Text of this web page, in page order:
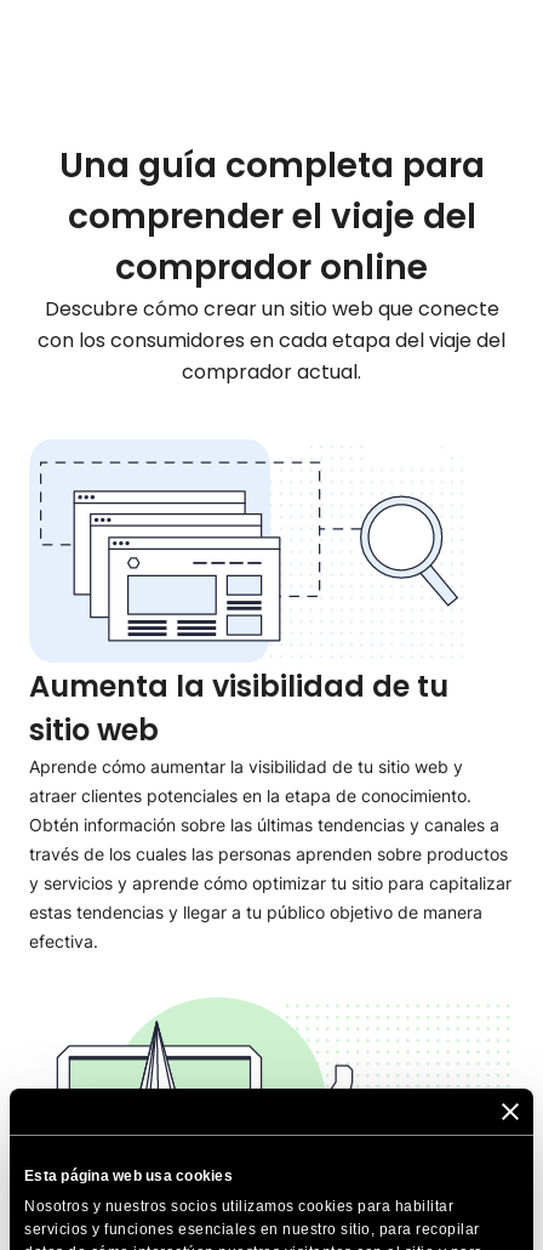
Esta página web usa cookies
Nosotros y nuestros socios utilizamos cookies para habilitar
servicios y funciones esenciales en nuestro sitio, para recopilar
Una guía completa para
comprender el viaje del
comprador online
Descubre cómo crear un sitio web que conecte
con los consumidores en cada etapa del viaje del
comprador actual.
Aumenta la visibilidad de tu
sitio web
Aprende cómo aumentar la visibilidad de tu sitio web y
atraer clientes potenciales en la etapa de conocimiento.
Obtén información sobre las últimas tendencias y canales a
través de los cuales las personas aprenden sobre productos
y servicios y aprende cómo optimizar tu sitio para capitalizar
estas tendencias y llegar a tu público objetivo de manera
efectiva.